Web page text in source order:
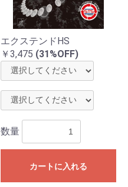
エクステンドHS
￥3,475 (31%OFF)
数量
カートに入れる